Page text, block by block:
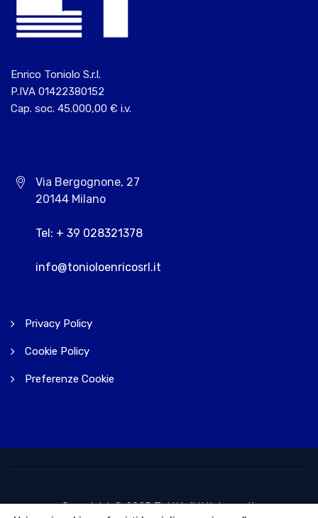
Enrico Toniolo S.r.l.
P.IVA 01422380152
Cap. soc. 45.000,00 € i.v.
Via Bergognone, 27
20144 Milano
Tel: + 39 028321378
info@tonioloenricosrl.it
Privacy Policy
Cookie Policy
Preferenze Cookie
Copyright © 2025 Tutti i diritti riservati.